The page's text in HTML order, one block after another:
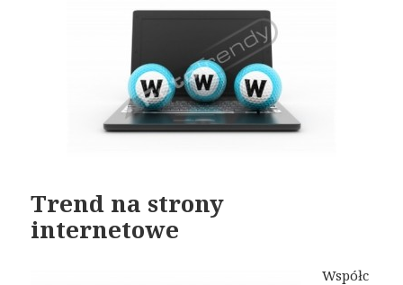
Trend na strony
internetowe
Współc